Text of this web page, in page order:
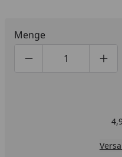
Menge
Produktmenge um